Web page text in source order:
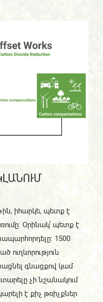
իհարկե, պետք է
Օրինակ՝ պետք է
1500
ուղևորություն
գնացքով կամ
չի նշանակում
է քիչ թռիչքներ